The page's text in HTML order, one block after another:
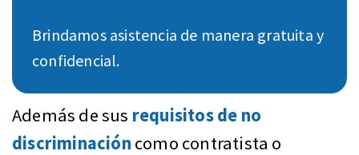
Además de sus requisitos de no
discriminación como contratista o
Brindamos asistencia de manera gratuita y
confidencial.